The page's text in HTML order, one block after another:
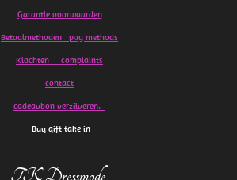
Garantie voorwaarden
Betaalmethoden pay methods
Klachten complaints
contact
cadeaubon verzilveren.
Buy gift take in